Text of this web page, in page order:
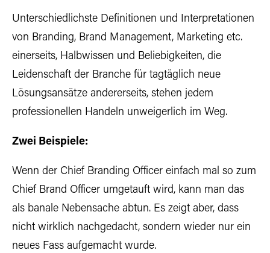
Unterschiedlichste Definitionen und Interpretationen
von Branding, Brand Management, Marketing etc.
einerseits, Halbwissen und Beliebigkeiten, die
Leidenschaft der Branche für tagtäglich neue
Lösungsansätze andererseits, stehen jedem
professionellen Handeln unweigerlich im Weg.
Zwei Beispiele:
Wenn der Chief Branding Officer einfach mal so zum
Chief Brand Officer umgetauft wird, kann man das
als banale Nebensache abtun. Es zeigt aber, dass
nicht wirklich nachgedacht, sondern wieder nur ein
neues Fass aufgemacht wurde.